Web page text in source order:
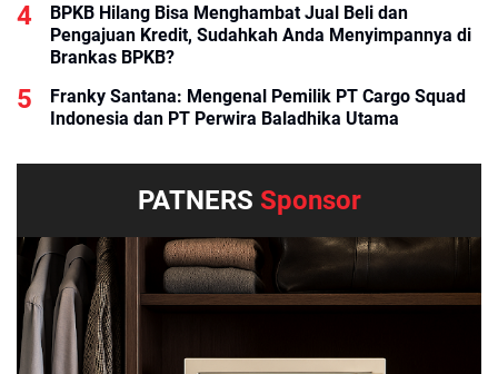
BPKB Hilang Bisa Menghambat Jual Beli dan
Pengajuan Kredit, Sudahkah Anda Menyimpannya di
Brankas BPKB?
Franky Santana: Mengenal Pemilik PT Cargo Squad
Indonesia dan PT Perwira Baladhika Utama
PATNERS Sponsor